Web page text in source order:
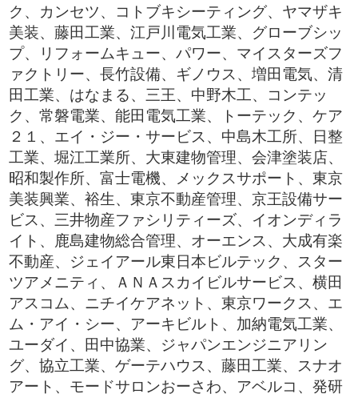
ク、カンセツ、コトブキシーティング、ヤマザキ
美装、藤田工業、江戸川電気工業、グローブシッ
プ、リフォームキュー、パワー、マイスターズフ
ァクトリー、長竹設備、ギノウス、増田電気、清
田工業、はなまる、三王、中野木工、コンテッ
ク、常磐電業、能田電気工業、トーテック、ケア
２１、エイ・ジー・サービス、中島木工所、日整
工業、堀江工業所、大東建物管理、会津塗装店、
昭和製作所、富士電機、メックスサポート、東京
美装興業、裕生、東京不動産管理、京王設備サー
ビス、三井物産ファシリティーズ、イオンディラ
イト、鹿島建物総合管理、オーエンス、大成有楽
不動産、ジェイアール東日本ビルテック、スター
ツアメニティ、ＡＮＡスカイビルサービス、横田
アスコム、ニチイケアネット、東京ワークス、エ
ム・アイ・シー、アーキビルト、加納電気工業、
ユーダイ、田中協業、ジャパンエンジニアリン
グ、協立工業、ゲーテハウス、藤田工業、スナオ
アート、モードサロンおーさわ、アベルコ、発研